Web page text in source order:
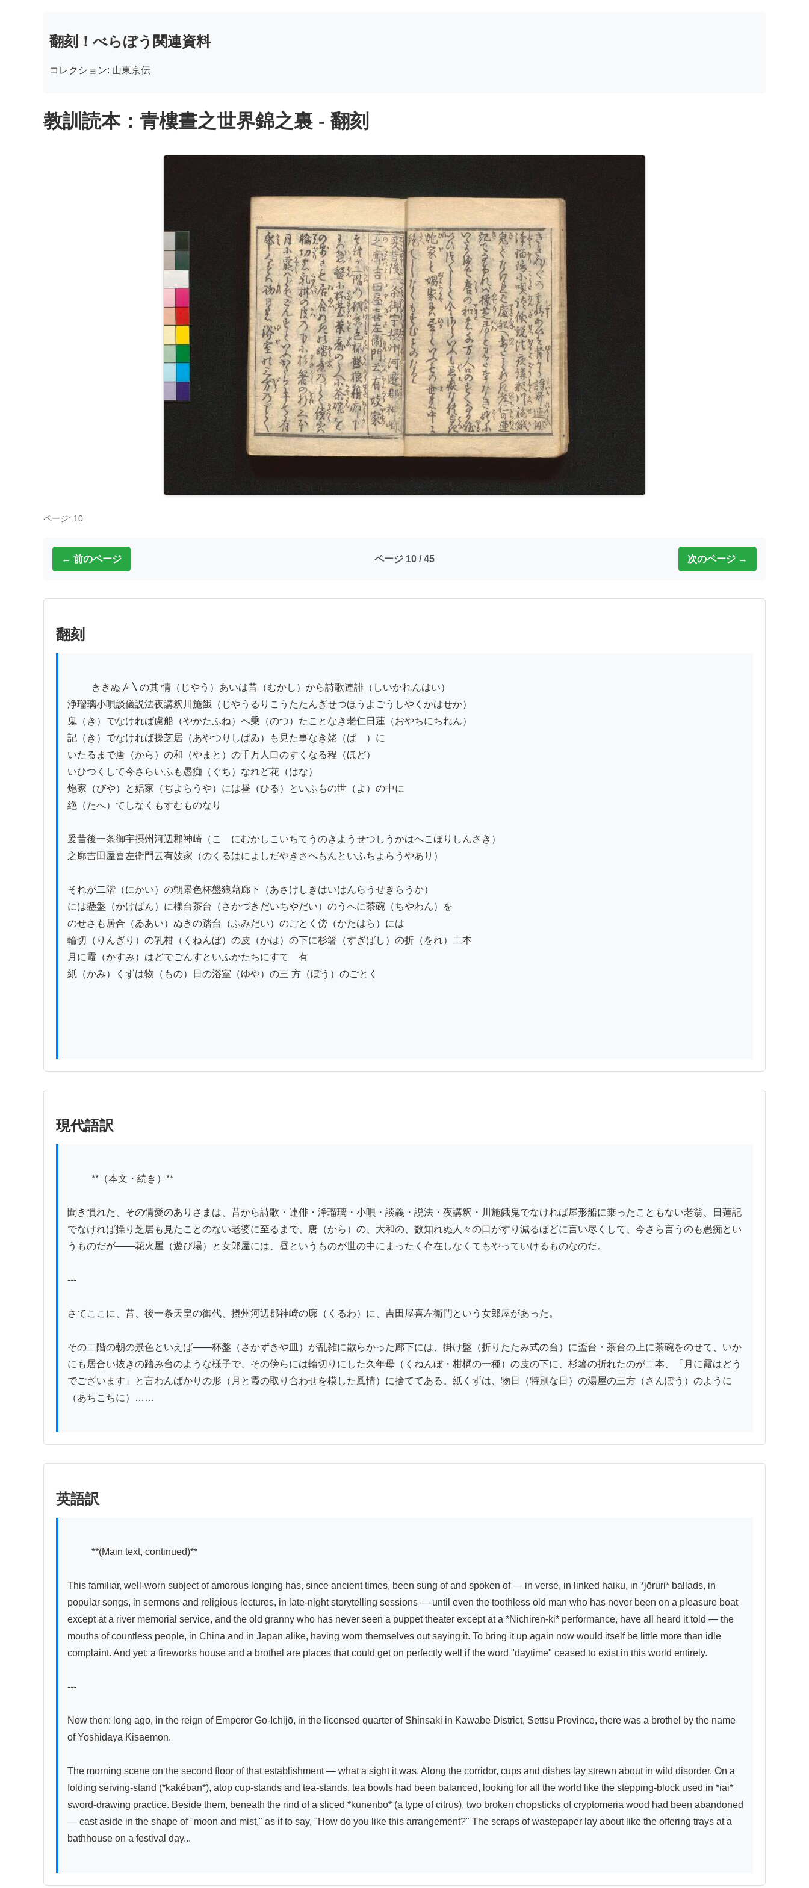
翻刻！べらぼう関連資料
コレクション: 山東京伝
教訓読本：青樓晝之世界錦之裏 - 翻刻
ページ: 10
← 前のページ ページ 10 / 45 次のページ →
翻刻
浄瑠璃小唄談儀説法夜講釈川施餓（じやうるりこうたたんぎせつほうよごうしやくかはせか）
鬼（き）でなければ慮船（やかたふね）へ乗（のつ）たことなき老仁日蓮（おやちにちれん）
記（き）でなければ操芝居（あやつりしばゐ）も見た事なき姥（ばゝ）に
いたるまで唐（から）の和（やまと）の千万人口のすくなる程（ほど）
いひつくして今さらいふも愚痴（ぐち）なれど花（はな）
炮家（びや）と娼家（ぢよらうや）には昼（ひる）といふもの世（よ）の中に
絶（たへ）てしなくもすむものなり
爰昔後一条御宇摂州河辺郡神崎（こゝにむかしこいちてうのきようせつしうかはへこほりしんさき）
之廓吉田屋喜左衛門云有妓家（のくるはによしだやきさへもんといふちよらうやあり）
それが二階（にかい）の朝景色杯盤狼藉廊下（あさけしきはいはんらうせきらうか）
には懸盤（かけばん）に様台茶台（さかづきだいちやだい）のうへに茶碗（ちやわん）を
のせさも居合（ゐあい）ぬきの踏台（ふみだい）のごとく傍（かたはら）には
輪切（りんぎり）の乳柑（くねんぼ）の皮（かは）の下に杉箸（すぎばし）の折（をれ）二本
月に霞（かすみ）はどでごんすといふかたちにすてゝ有
紙（かみ）くずは物（もの）日の浴室（ゆや）の三 方（ぼう）のごとく
現代語訳
聞き慣れた、その情愛のありさまは、昔から詩歌・連俳・浄瑠璃・小唄・談義・説法・夜講釈・川施餓鬼でなければ屋形船に乗ったこともない老翁、日蓮記
でなければ操り芝居も見たことのない老婆に至るまで、唐（から）の、大和の、数知れぬ人々の口がすり減るほどに言い尽くして、今さら言うのも愚痴とい
うものだが――花火屋（遊び場）と女郎屋には、昼というものが世の中にまったく存在しなくてもやっていけるものなのだ。
---
さてここに、昔、後一条天皇の御代、摂州河辺郡神崎の廓（くるわ）に、吉田屋喜左衛門という女郎屋があった。
その二階の朝の景色といえば――杯盤（さかずきや皿）が乱雑に散らかった廊下には、掛け盤（折りたたみ式の台）に盃台・茶台の上に茶碗をのせて、いか
にも居合い抜きの踏み台のような様子で、その傍らには輪切りにした久年母（くねんぼ・柑橘の一種）の皮の下に、杉箸の折れたのが二本、「月に霞はどう
でございます」と言わんばかりの形（月と霞の取り合わせを模した風情）に捨ててある。紙くずは、物日（特別な日）の湯屋の三方（さんぽう）のように
（あちこちに）……
英語訳
This familiar, well-worn subject of amorous longing has, since ancient times, been sung of and spoken of — in verse, in linked haiku, in *jōruri* ballads, in
popular songs, in sermons and religious lectures, in late-night storytelling sessions — until even the toothless old man who has never been on a pleasure boat
except at a river memorial service, and the old granny who has never seen a puppet theater except at a *Nichiren-ki* performance, have all heard it told — the
mouths of countless people, in China and in Japan alike, having worn themselves out saying it. To bring it up again now would itself be little more than idle
complaint. And yet: a fireworks house and a brothel are places that could get on perfectly well if the word "daytime" ceased to exist in this world entirely.
---
Now then: long ago, in the reign of Emperor Go-Ichijō, in the licensed quarter of Shinsaki in Kawabe District, Settsu Province, there was a brothel by the name
of Yoshidaya Kisaemon.
The morning scene on the second floor of that establishment — what a sight it was. Along the corridor, cups and dishes lay strewn about in wild disorder. On a
folding serving-stand (*kakéban*), atop cup-stands and tea-stands, tea bowls had been balanced, looking for all the world like the stepping-block used in *iai*
sword-drawing practice. Beside them, beneath the rind of a sliced *kunenbo* (a type of citrus), two broken chopsticks of cryptomeria wood had been abandoned
— cast aside in the shape of "moon and mist," as if to say, "How do you like this arrangement?" The scraps of wastepaper lay about like the offering trays at a
bathhouse on a festival day...